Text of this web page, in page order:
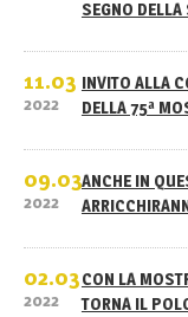
SEGNO
11.03
2022
INVITO ALLA
DELLA 75ª
09.03
2022
ANCHE IN
02.03
2022
CON LA
TORNA IL